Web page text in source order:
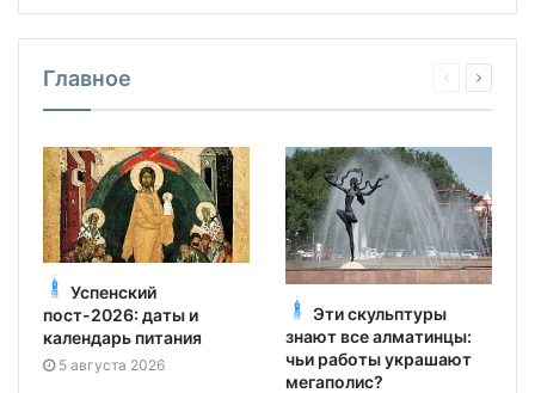
Главное
Успенский
пост-2026: даты и
календарь питания
5 августа 2026
Эти скульптуры
знают все алматинцы:
чьи работы украшают
мегаполис?